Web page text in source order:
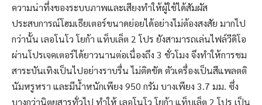
ความน่าทึ่งของระบบภาพและเสียงทำให้ผู้ใช้ได้สัมผัส
ประสบการณ์โฮมเธียเตอร์ขนาดย่อยได้อย่างไม่ต้องสงสัย มากไป
กว่านั้น เลอโนโว โยก้า แท็บเล็ต 2 โปร ยังสามารถเล่นไฟล์วีดิโอ
ผ่านโปรเจคเตอร์ได้ยาวนานต่อเนื่องถึง 3 ชั่วโมง จึงทำให้การชม
สาระบันเทิงเป็นไปอย่างราบรื่น ไม่ติดขัด ตัวเครื่องเป็นสีแพลตติ
นัมหรูหรา และมีน้ำหนักเพียง 950 กรัม บางเพียง 3.7 มม. ซึ่ง
บางกว่านิตยสารทั่วไป ทำให้ เลอโนโว โยก้า แท็บเล็ต 2 โปร เป็น